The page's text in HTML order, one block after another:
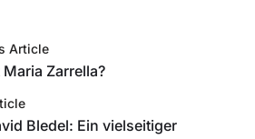
Article
Maria Zarrella?
Bledel: Ein vielseitiger